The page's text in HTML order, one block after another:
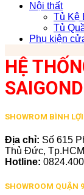
Nội thất
Tủ Kệ
Tủ
Phụ kiện
HỆ
SHOWROM BÌNH
Địa chỉ: Số 615
Thủ Đức, Tp.HCM
Hotline:
SHOWROOM QUẬN